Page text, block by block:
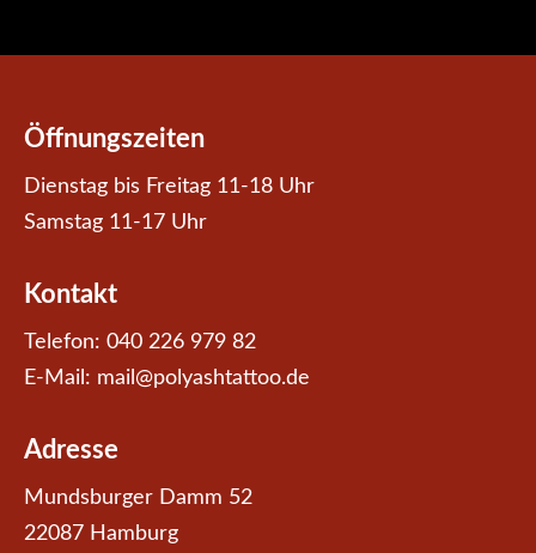
Öffnungszeiten
Dienstag bis Freitag 11-18 Uhr
Samstag 11-17 Uhr
Kontakt
Telefon: 040 226 979 82
E-Mail: mail@polyashtattoo.de
Adresse
Mundsburger Damm 52
22087 Hamburg